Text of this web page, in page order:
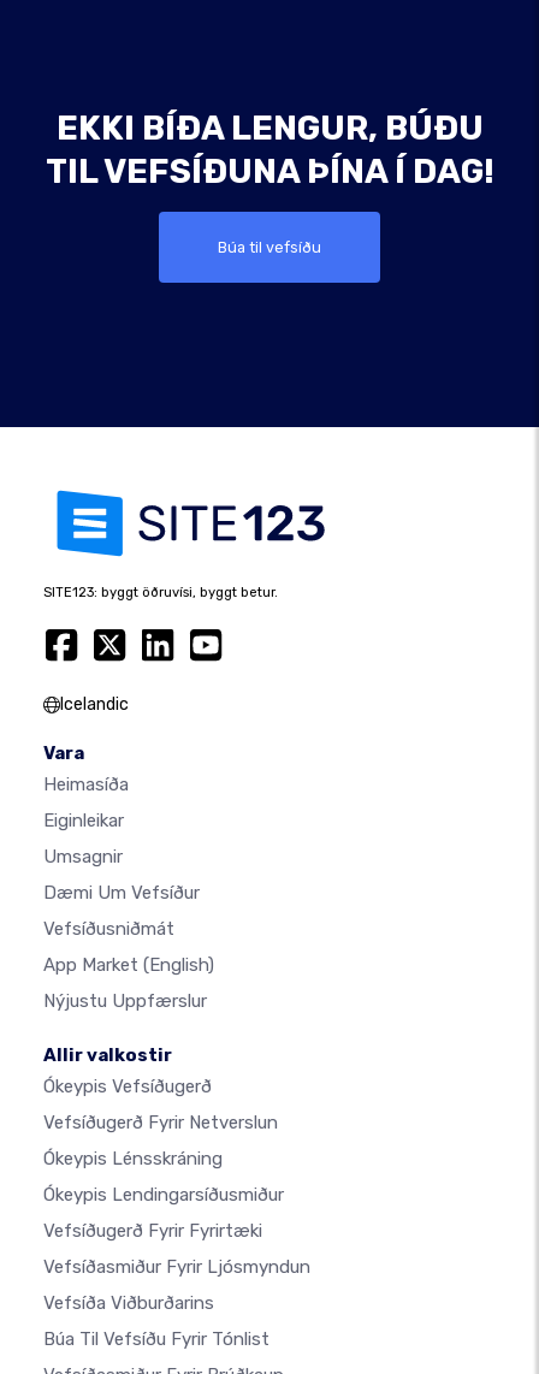
EKKI BÍÐA LENGUR, BÚÐU
TIL VEFSÍÐUNA ÞÍNA Í DAG!
Búa til vefsíðu
SITE123: byggt öðruvísi, byggt betur.
Icelandic
Vara
Heimasíða
Eiginleikar
Umsagnir
Dæmi Um Vefsíður
Vefsíðusniðmát
App Market (English)
Nýjustu Uppfærslur
Allir valkostir
Ókeypis Vefsíðugerð
Vefsíðugerð Fyrir Netverslun
Ókeypis Lénsskráning
Ókeypis Lendingarsíðusmiður
Vefsíðugerð Fyrir Fyrirtæki
Vefsíðasmiður Fyrir Ljósmyndun
Vefsíða Viðburðarins
Búa Til Vefsíðu Fyrir Tónlist